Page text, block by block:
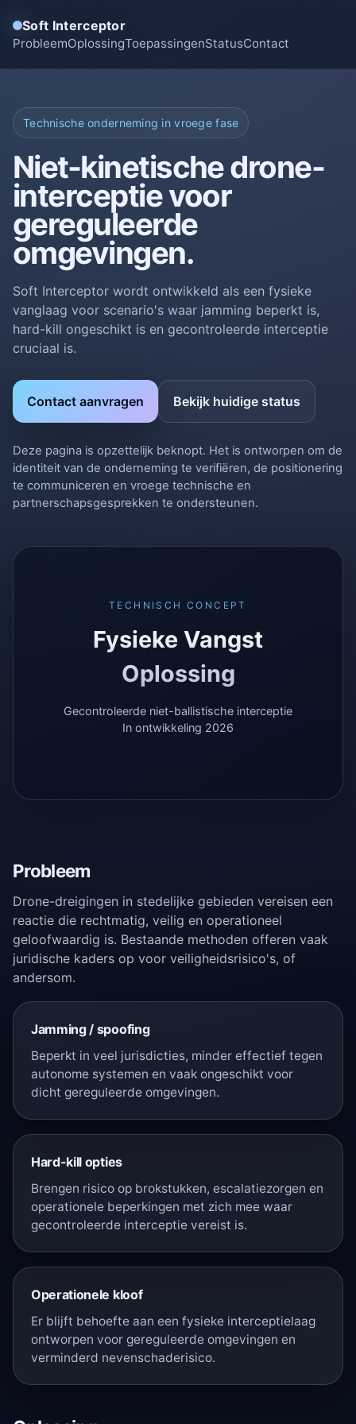
Soft Interceptor
ProbleemOplossingToepassingenStatusContact
Technische onderneming in vroege fase
Niet-kinetische drone-
interceptie voor
gereguleerde
omgevingen.
Soft Interceptor wordt ontwikkeld als een fysieke
vanglaag voor scenario's waar jamming beperkt is,
hard-kill ongeschikt is en gecontroleerde interceptie
cruciaal is.
Contact aanvragen Bekijk huidige status
Deze pagina is opzettelijk beknopt. Het is ontworpen om de
identiteit van de onderneming te verifiëren, de positionering
te communiceren en vroege technische en
partnerschapsgesprekken te ondersteunen.
TECHNISCH CONCEPT
Fysieke Vangst
Oplossing
Gecontroleerde niet-ballistische interceptie
In ontwikkeling 2026
Probleem
Drone-dreigingen in stedelijke gebieden vereisen een
reactie die rechtmatig, veilig en operationeel
geloofwaardig is. Bestaande methoden offeren vaak
juridische kaders op voor veiligheidsrisico's, of
andersom.
Jamming / spoofing
Beperkt in veel jurisdicties, minder effectief tegen
autonome systemen en vaak ongeschikt voor
dicht gereguleerde omgevingen.
Hard-kill opties
Brengen risico op brokstukken, escalatiezorgen en
operationele beperkingen met zich mee waar
gecontroleerde interceptie vereist is.
Operationele kloof
Er blijft behoefte aan een fysieke interceptielaag
ontworpen voor gereguleerde omgevingen en
verminderd nevenschaderisico.